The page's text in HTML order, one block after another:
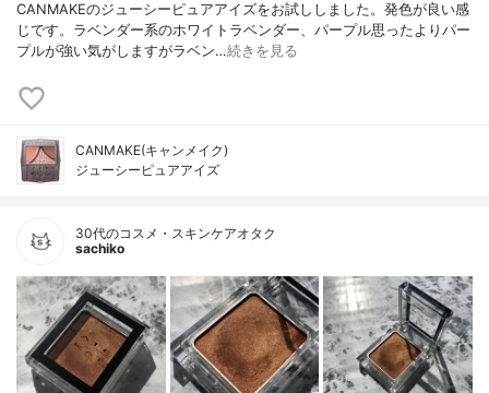
CANMAKEのジューシーピュアアイズをお試ししました。発色が良い感
じです。ラベンダー系のホワイトラベンダー、パープル思ったよりパー
プルが強い気がしますがラベン…続きを見る
CANMAKE(キャンメイク)
ジューシーピュアアイズ
30代のコスメ・スキンケアオタク
sachiko